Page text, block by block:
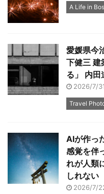
A Life in
愛媛県今
下健三 建
る」 内
2026/7/
Travel
AIが作っ
感覚を伴
れが人類
しれない
2026/7/